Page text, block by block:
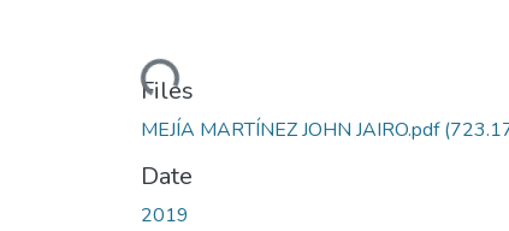
Loading...
Files
MEJÍA MARTÍNEZ JOHN JAIRO.pdf
Date
2019